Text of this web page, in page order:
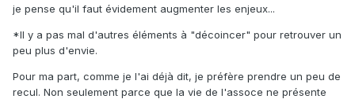
je pense qu'il faut évidement augmenter les enjeux...
*Il y a pas mal d'autres éléments à "décoincer" pour retrouver un
peu plus d'envie.
Pour ma part, comme je l'ai déjà dit, je préfère prendre un peu de
recul. Non seulement parce que la vie de l'assoce ne présente